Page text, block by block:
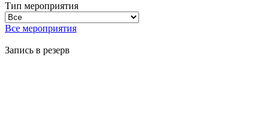
Тип мероприятия
Все мероприятия
Запись в резерв